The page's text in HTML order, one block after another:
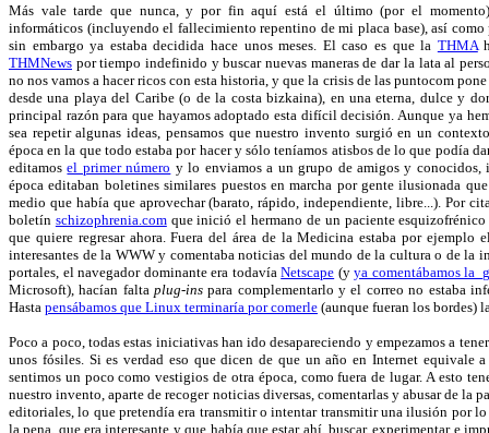
Más vale tarde que nunca, y por fin aquí está el último (por el
informáticos (incluyendo el fallecimiento repentino de mi placa base), así como
sin embargo ya estaba decidida hace unos meses. El caso es que la THMA
THMNews por tiempo indefinido y buscar nuevas maneras de dar la lata al
no nos vamos a hacer ricos con esta historia, y que la crisis de las puntocom
desde una playa del Caribe (o de la costa bizkaina), en una eterna, dulce y
principal razón para que hayamos adoptado esta difícil decisión. Aunque ya
sea repetir algunas ideas, pensamos que nuestro invento surgió en un
época en la que todo estaba por hacer y sólo teníamos atisbos de lo que podía
editamosel primer número y lo enviamos a un grupo de amigos y
época editaban boletines similares puestos en marcha por gente ilusionada
medio que había que aprovechar (barato, rápido, independiente, libre...). Por
boletín schizophrenia.comque inició el hermano de un paciente
que quiere regresar ahora. Fuera del área de la Medicina estaba por ejemplo
interesantes de la WWW y comentaba noticias del mundo de la cultura o de la
portales, el navegador dominante era todavíaNetscape (yya comentábamos la
Microsoft), hacían faltaplug-ins para complementarlo y el correo no estaba
Hasta pensábamos que Linux terminaría por comerle (aunque fueran los bordes)
Poco a poco, todas estas iniciativas han ido desapareciendo y empezamos a
unos fósiles. Si es verdad eso que dicen de que un año en Internet equivale
sentimos un poco como vestigios de otra época, como fuera de lugar. A esto
nuestro invento, aparte de recoger noticias diversas, comentarlas y abusar de la
editoriales, lo que pretendía era transmitir o intentar transmitir una ilusión por
la pena, que era interesante y que había que estar ahí, buscar, experimentar e